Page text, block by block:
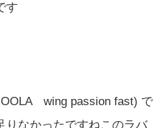
す
wing passion fast) で
りなかったですねこのラバ